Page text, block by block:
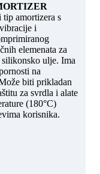
amortizera s
i
elemenata za
silikonsko ulje. Ima
na
biti prikladan
za svrdla i alate
(180°C)
korisnika.